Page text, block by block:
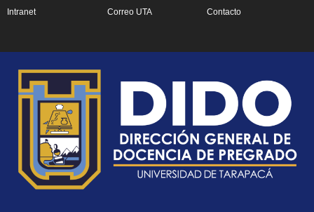
Intranet Correo UTA Contacto